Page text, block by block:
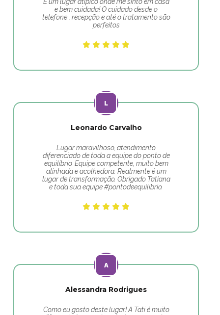
e bem cuidada! O cuidado desde o
telefone , recepção e até o tratamento são
perfeitos
Leonardo Carvalho
Lugar maravilhoso, atendimento
diferenciado de toda a equipe do ponto de
equilíbrio. Equipe competente, muito bem
alinhada e acolhedora. Realmente é um
lugar de transformação. Obrigado Tatiana
e toda sua equipe #pontodeequilibrio.
Alessandra Rodrigues
Como eu gosto deste lugar! A Tati é muito